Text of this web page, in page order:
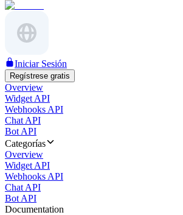
Iniciar Sesión
Regístrese gratis
Overview
Widget API
Webhooks API
Chat API
Bot API
Categorías
Overview
Widget API
Webhooks API
Chat API
Bot API
Documentation